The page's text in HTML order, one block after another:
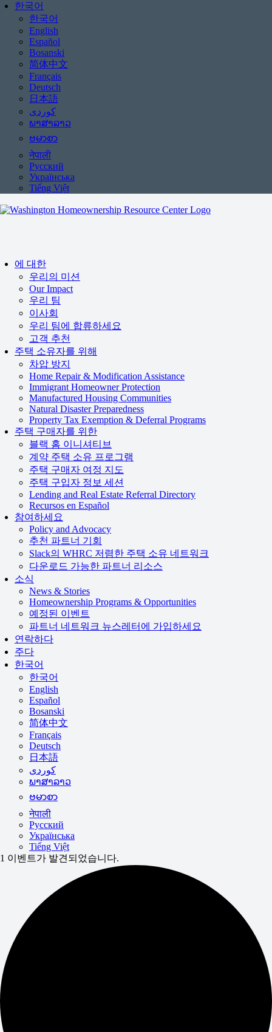
한국어
한국어
English
Español
Bosanski
简体中文
Français
Deutsch
日本語
ພາສາລາວ
ဗမာစာ
नेपाली
Русский
Українська
Tiếng Việt
에 대한
우리의 미션
Our Impact
우리 팀
이사회
우리 팀에 합류하세요
고객 추천
주택 소유자를 위해
차압 방지
Home Repair & Modification Assistance
Immigrant Homeowner Protection
Manufactured Housing Communities
Natural Disaster Preparedness
Property Tax Exemption & Deferral Programs
주택 구매자를 위한
블랙 홈 이니셔티브
계약 주택 소유 프로그램
주택 구매자 여정 지도
주택 구입자 정보 세션
Lending and Real Estate Referral Directory
Recursos en Español
참여하세요
Policy and Advocacy
추천 파트너 기회
Slack의 WHRC 저렴한 주택 소유 네트워크
다운로드 가능한 파트너 리소스
소식
News & Stories
Homeownership Programs & Opportunities
예정된 이벤트
파트너 네트워크 뉴스레터에 가입하세요
연락하다
주다
한국어
한국어
English
Español
Bosanski
简体中文
Français
Deutsch
日本語
ພາສາລາວ
ဗမာစာ
नेपाली
Русский
Українська
Tiếng Việt
1 이벤트가 발견되었습니다.